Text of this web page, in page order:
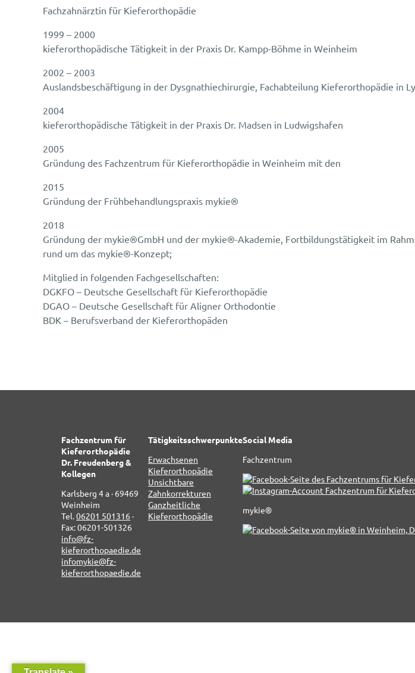
Fachzahnärztin für Kieferorthopädie
1999 – 2000
kieferorthopädische Tätigkeit in der Praxis Dr. Kampp-Böhme in Weinheim
2002 – 2003
Auslandsbeschäftigung in der Dysgnathiechirurgie, Fachabteilung Kieferorthopädie in
2004
kieferorthopädische Tätigkeit in der Praxis Dr. Madsen in Ludwigshafen
2005
Gründung des Fachzentrum für Kieferorthopädie in Weinheim mit den
2015
Gründung der Frühbehandlungspraxis mykie®
2018
Gründung der mykie®GmbH und der mykie®-Akademie, Fortbildungstätigkeit im
rund um das mykie®-Konzept;
Mitglied in folgenden Fachgesellschaften:
DGKFO – Deutsche Gesellschaft für Kieferorthopädie
DGAO – Deutsche Gesellschaft für Aligner Orthodontie
BDK – Berufsverband der Kieferorthopäden
Fachzentrum für
Kieferorthopädie
Dr. Freudenberg &
Kollegen
Karlsberg 4 a · 69469
Weinheim
Tel.06201 501316 ·
Fax: 06201-501326
info@fz-
kieferorthopaedie.de
infomykie@fz-
kieferorthopaedie.de
Tätigkeitsschwerpunkte
Erwachsenen
Kieferorthopädie
Unsichtbare
Zahnkorrekturen
Ganzheitliche
Kieferorthopädie
Social Media
Fachzentrum
mykie®